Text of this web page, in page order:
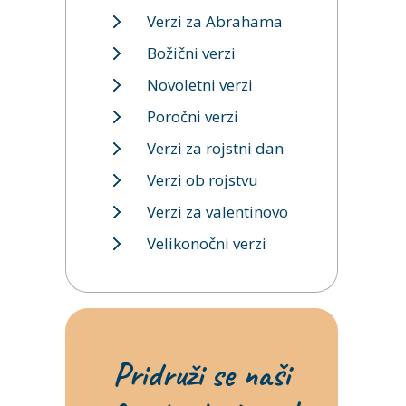
Verzi za Abrahama
Božični verzi
Novoletni verzi
Poročni verzi
Verzi za rojstni dan
Verzi ob rojstvu
Verzi za valentinovo
Velikonočni verzi
Pridruži se naši